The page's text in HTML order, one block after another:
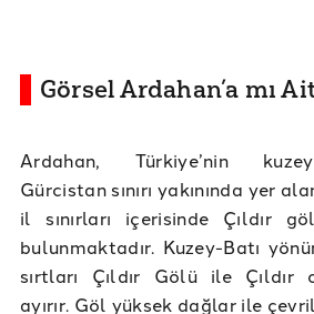
Görsel Ardahan’a mı
Ardahan, Türkiye’nin
Gürcistan sınırı yakınında yer
il sınırları içerisinde Çıldır
bulunmaktadır. Kuzey-Batı
sırtları Çıldır Gölü ile Çıldır
ayırır. Göl yüksek dağlar ile